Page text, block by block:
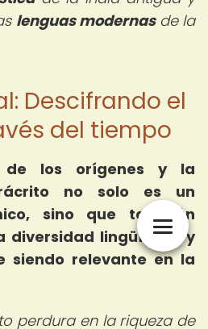
lenguas modernasde la
Descifrando el
del tiempo
de los orígenes y la
no solo es un
sino que también
diversidad lingüística y
siendo relevante en la
perdura en la riqueza de